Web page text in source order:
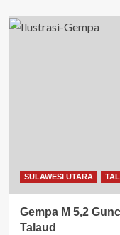
SULAWESI UTARA
Gempa M 5,2
Talaud